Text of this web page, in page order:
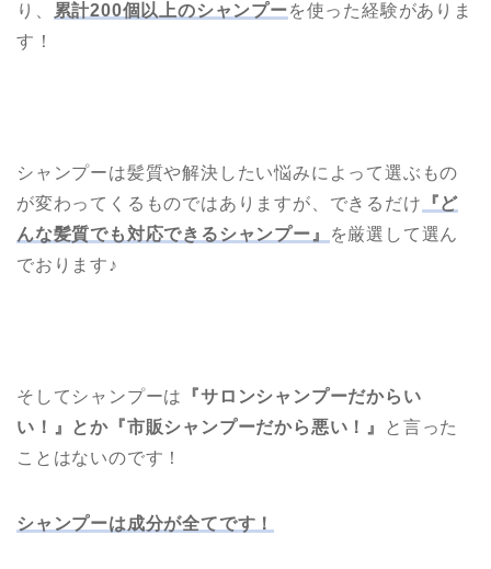
り、
累計200個以上のシャンプーを使った経験がありま
す！
シャンプーは髪質や解決したい悩みによって選ぶもの
が変わってくるものではありますが、できるだけ 『ど
んな髪質でも対応できるシャンプー』
を厳選して選ん
でおります♪
そしてシャンプーは
『サロンシャンプーだからい
い！』とか『市販シャンプーだから悪い！』
と言った
ことはないのです！
シャンプーは成分が全てです！